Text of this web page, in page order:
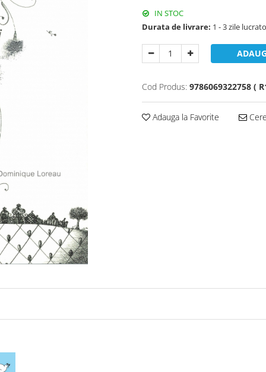
IN STOC
Durata de livrare: 1 - 3 zile
Cod Produs: 9786069322758 (
Adauga la Favorite